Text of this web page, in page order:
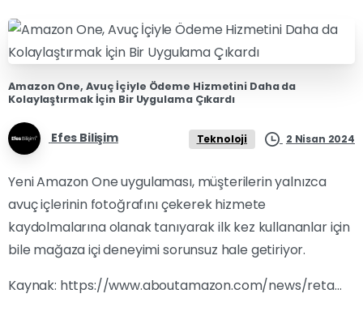
Amazon One, Avuç İçiyle Ödeme Hizmetini Daha da
Kolaylaştırmak İçin Bir Uygulama Çıkardı
Efes Bilişim Teknoloji 2 Nisan 2024
Yeni Amazon One uygulaması, müşterilerin yalnızca
avuç içlerinin fotoğrafını çekerek hizmete
kaydolmalarına olanak tanıyarak ilk kez kullananlar için
bile mağaza içi deneyimi sorunsuz hale getiriyor.
Kaynak: https://www.aboutamazon.com/news/reta…